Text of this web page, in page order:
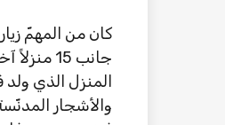
كان من المهمّ
جانب 15
المنزل الذي
والأشجار